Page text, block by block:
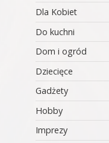
Dla Kobiet
Do kuchni
Dom i ogród
Dziecięce
Gadżety
Hobby
Imprezy